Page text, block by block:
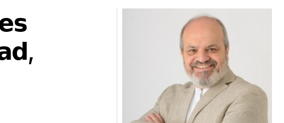
𝗲𝗹 𝗿𝗲𝗻𝗱𝗶𝗺𝗶𝗲𝗻𝘁𝗼 𝘆 𝗹𝗮